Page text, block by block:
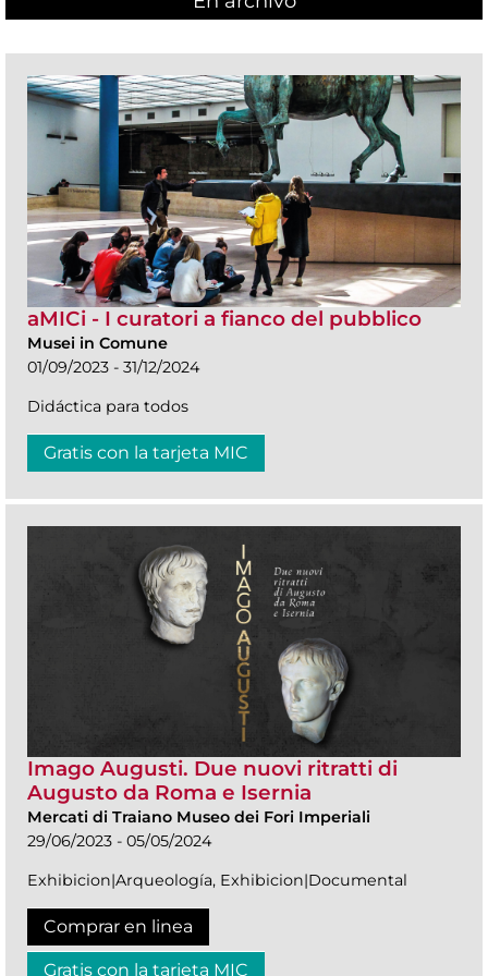
aMICi - I curatori a fianco del pubblico
Musei in Comune
01/09/2023 - 31/12/2024
Didáctica para todos
Gratis con la tarjeta MIC
Imago Augusti. Due nuovi ritratti di
Augusto da Roma e Isernia
Mercati di Traiano Museo dei Fori Imperiali
29/06/2023 - 05/05/2024
Exhibicion|Arqueología, Exhibicion|Documental
Comprar en linea
Gratis con la tarjeta MIC